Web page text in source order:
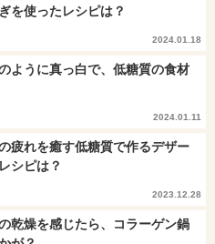
を使ったレシピは？
2024.01.18
ように真っ白で、低糖質の食材
2024.01.11
疲れを癒す低糖質で作るデザー
シピは？
2023.12.28
乾燥を感じたら、コラーゲン鍋